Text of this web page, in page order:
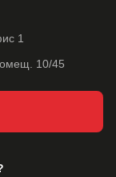
1
10/45